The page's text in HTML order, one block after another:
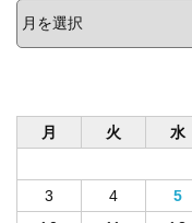
月 火 水
3
4 5